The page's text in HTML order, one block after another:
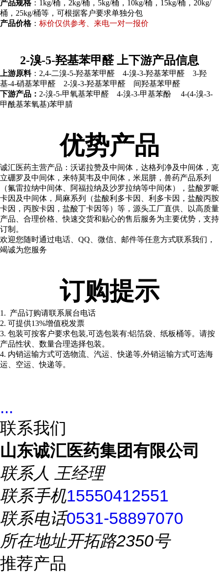
产品规格：1kg/桶，2kg/桶，5kg/桶，10kg/桶，15kg/桶，20kg/
桶，25kg/桶等，可根据客户要求单独分包
产品价格： 标价仅供参考、来电一对一报价
2-溴-5-羟基苯甲醛 上下游产品信息
上游原料：2,4-二溴-5-羟基苯甲醛 4-溴-3-羟基苯甲醛 3-羟
基-4-硝基苯甲醛 2-溴-3-羟基苯甲醛 间羟基苯甲醛
下游产品： 2-溴-5-甲氧基苯甲醛 4-溴-3-甲基苯酚 4-(4-溴-3-
甲酰基苯氧基)苯甲腈
优势产品
诚汇医药主营产品： 沃诺拉赞及中间体，达格列净及中间体，克
立硼罗及中间体，来特莫韦及中间体，米屈肼，兽药产品系列
（氟雷拉纳中间体、阿福拉纳及沙罗拉纳等中间体），盐酸罗哌
卡因及中间体，局麻系列（盐酸利多卡因、利多卡因，盐酸丙胺
卡因，丙胺卡因，盐酸丁卡因等）等，源头工厂直供、以高质量
产品、合理价格、快速交货和贴心的售后服务为主要优势，支持
订制。
欢迎您随时通过电话、QQ、微信、邮件等任意方式联系我们，
竭诚为您服务
订购提示
1. 产品订购请联系展台电话
2. 可提供13%增值税发票
3. 包装可按客户要求包装,可选包装有:铝箔袋、纸板桶等。请按
产品性状、数量合理选择包装。
4. 内销运输方式可选物流、汽运、快递等,外销运输方式可选海
运、空运、快递等。
...
联系我们
山东诚汇医药集团有限公司
联系人 王经理
联系手机15550412551
联系电话0531-58897070
所在地址开拓路2350号
推荐产品